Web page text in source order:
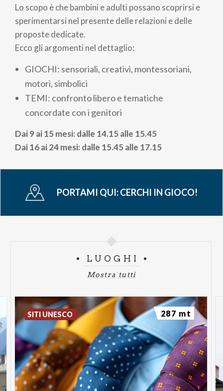
Lo scopo è che bambini e adulti possano scoprirsi e
sperimentarsi nel presente delle relazioni e delle
proposte dedicate.
Ecco gli argomenti nel dettaglio:
GIOCHI: sensoriali, creativi, montessoriani,
motori, simbolici
TEMI: confronto libero e tematiche
concordate con i genitori
Dai 9 ai 15 mesi: dalle 14.15 alle 15.45
Dai 16 ai 24 mesi: dalle 15.45 alle 17.15
PORTAMI QUI:CERCHI IN GIOCO!
LUOGHI
Mostra tutti
SITI UNESCO 287 mt